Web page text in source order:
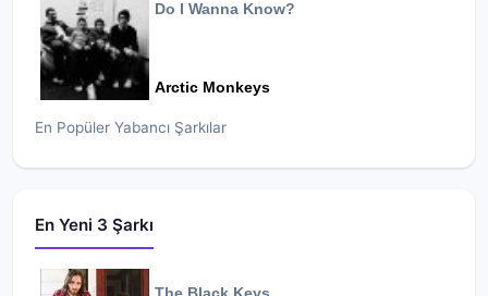
Do I Wanna Know?
Arctic Monkeys
En Popüler Yabancı Şarkılar
En Yeni 3 Şarkı